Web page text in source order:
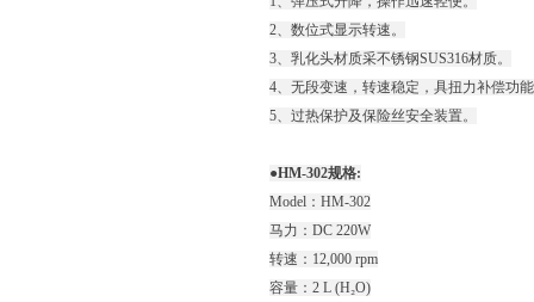
2、数位式显示转速。
3、乳化头材质采不锈钢SUS316材质。
4、无段变速，转速稳定，具扭力补偿功
5、过热保护及保险丝安全装置。
●HM-302规格:
Model：HM-302
马力：DC 220W
转速：12,000 rpm
容量：2 L (H₂O)